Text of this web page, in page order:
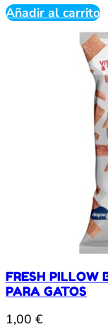
Añadir al carrito
FRESH PILLOW
PARA GATOS
1,00 €